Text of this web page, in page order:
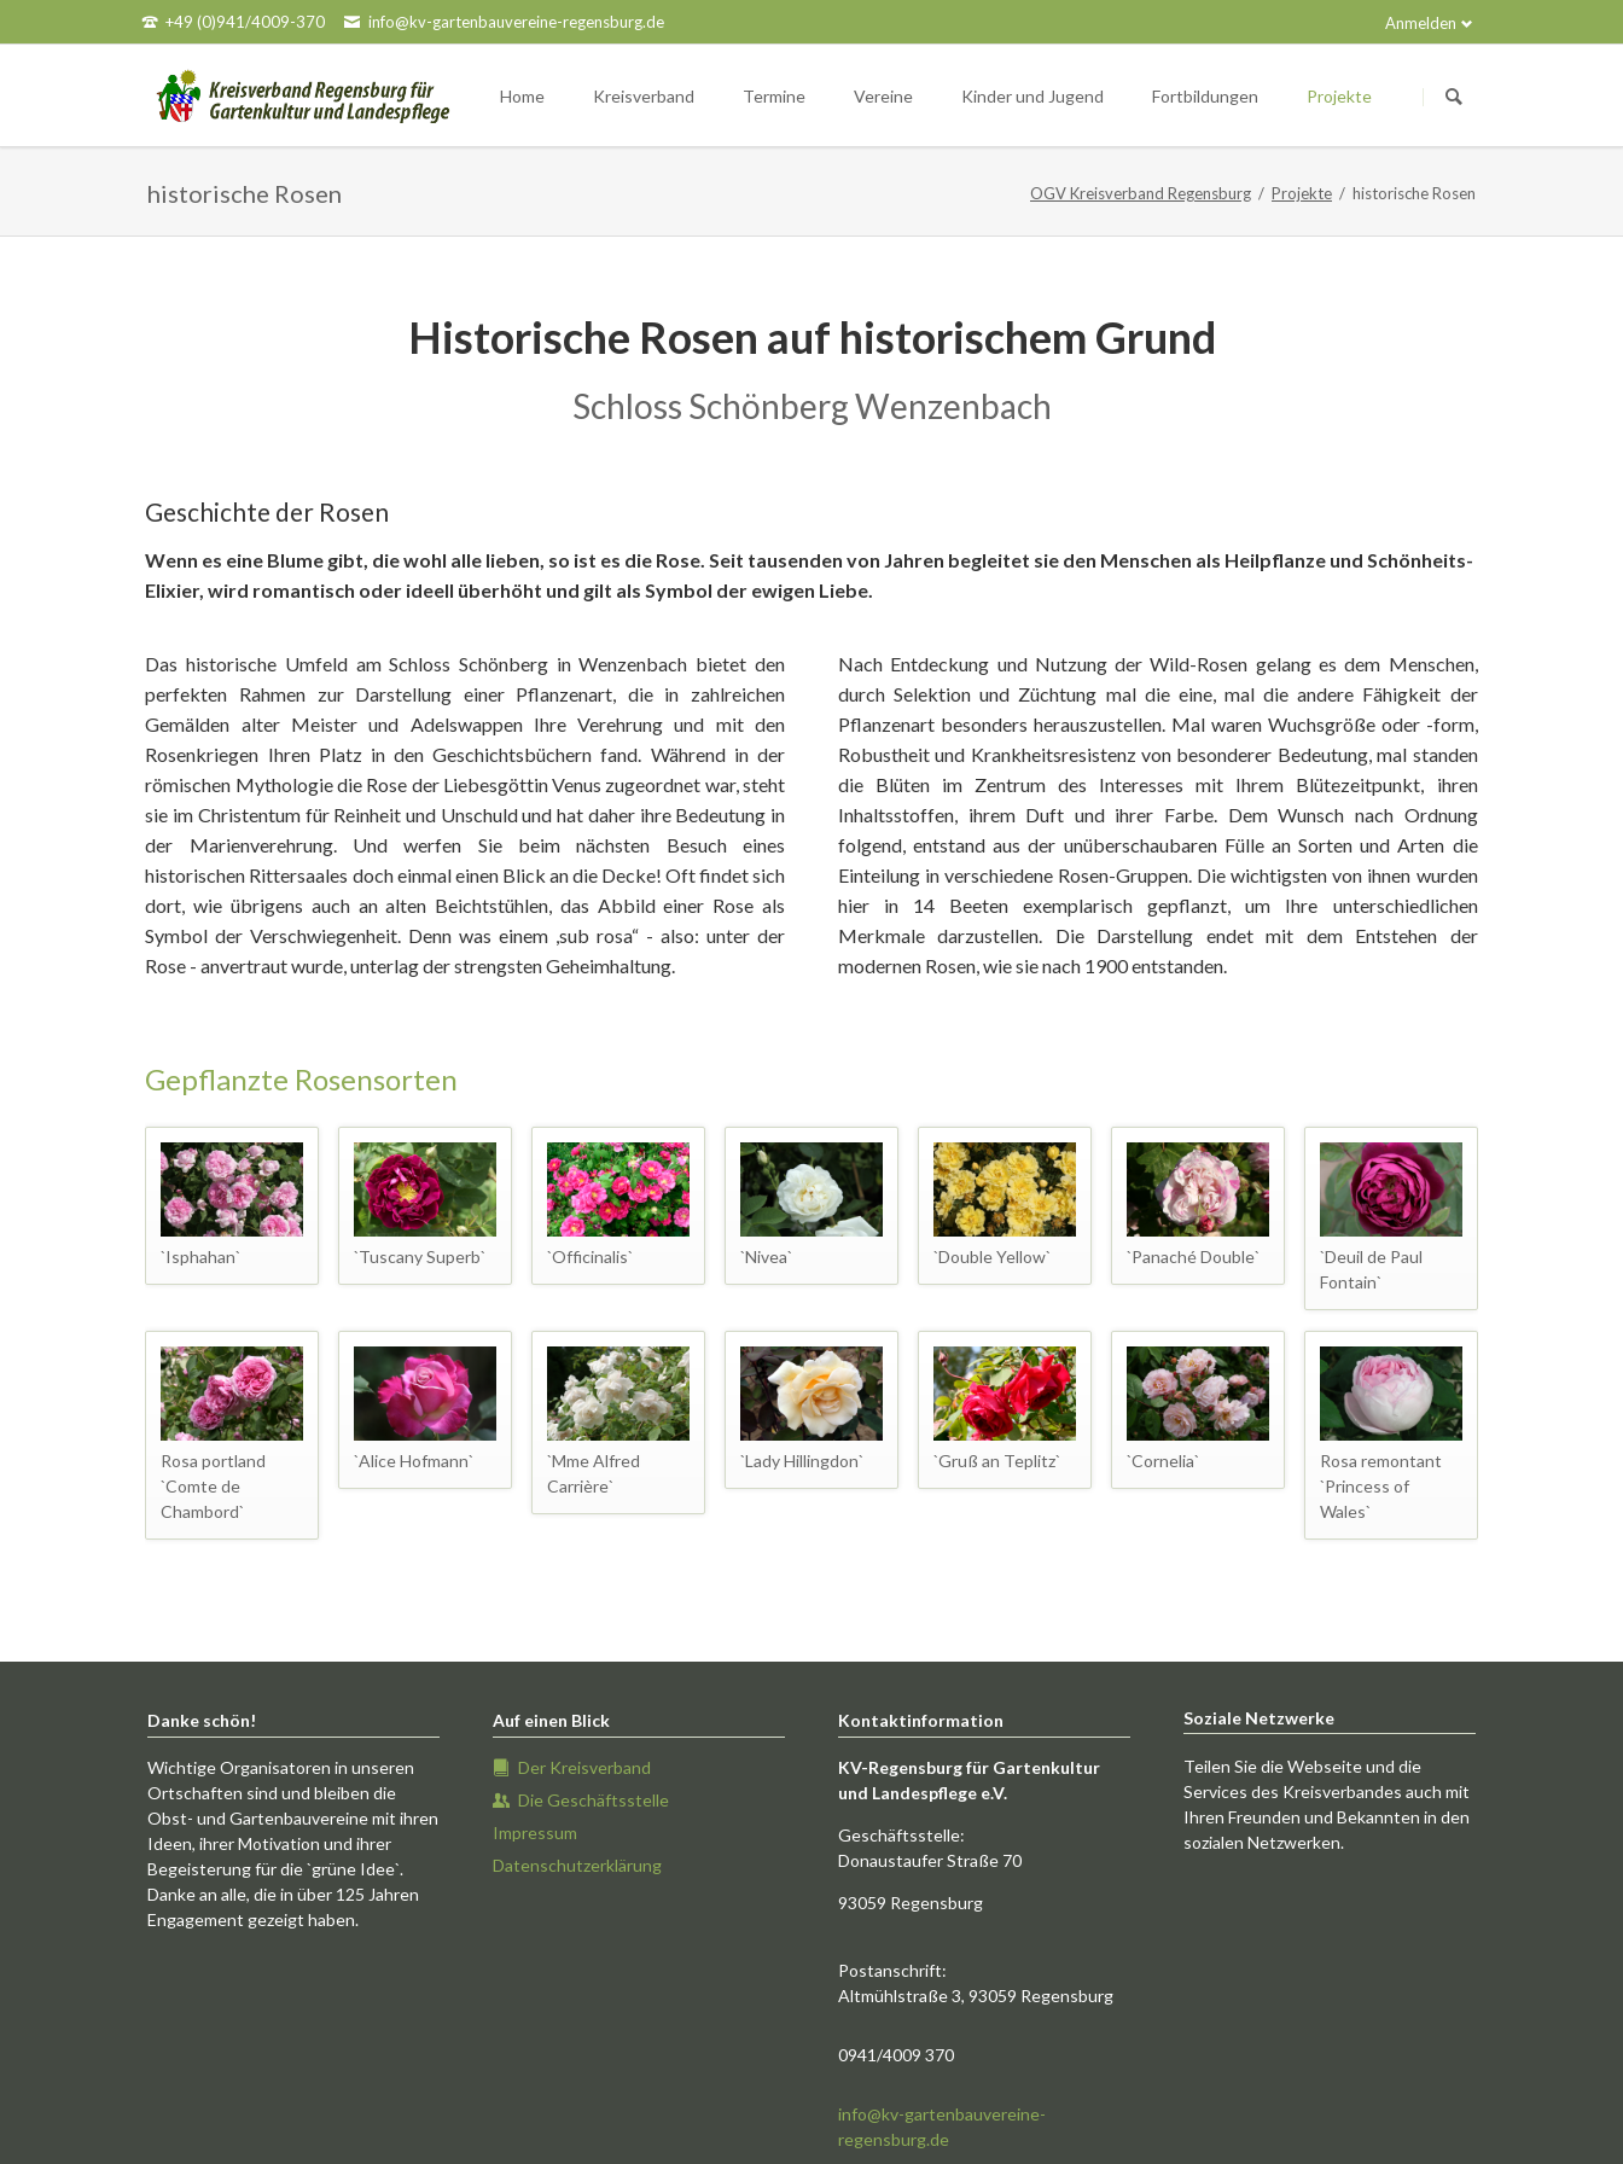
+49 (0)941/4009-370 info@kv-gartenbauvereine-regensburg.de Anmelden
überspringen
Home Kreisverband Termine Vereine Kinder und Jugend Fortbildungen Projekte
historische Rosen OGV Kreisverband Regensburg Projekte historische Rosen
Historische Rosen auf historischem Grund
Schloss Schönberg Wenzenbach
Geschichte der Rosen
Wenn es eine Blume gibt, die wohl alle lieben, so ist es die Rose. Seit tausenden von Jahren begleitet sie den Menschen als Heilpflanze und Schönheits-
Elixier, wird romantisch oder ideell überhöht und gilt als Symbol der ewigen Liebe.
Das historische Umfeld am Schloss Schönberg in Wenzenbach bietet den
perfekten Rahmen zur Darstellung einer Pflanzenart, die in zahlreichen
Gemälden alter Meis­ter und Adelswappen Ihre Verehrung und mit den
Rosenkriegen Ihren Platz in den Geschichtsbüchern fand. Während in der
römischen Mythologie die Rose der Liebesgöttin Venus zugeordnet war, steht
sie im Christentum für Reinheit und Unschuld und hat daher ihre Bedeutung in
der Marienverehrung. Und werfen Sie beim nächsten Besuch eines
historischen Rittersaales doch einmal einen Blick an die Decke! Oft findet sich
dort, wie übrigens auch an alten Beichtstühlen, das Abbild einer Rose als
Symbol der Verschwiegenheit. Denn was einem ,sub rosa“ - also: unter der
Rose - anvertraut wurde, unterlag der strengsten Geheimhaltung.
Nach Entdeckung und Nutzung der Wild-Rosen gelang es dem Menschen,
durch Selektion und Züchtung mal die eine, mal die andere Fähigkeit der
Pflanzenart besonders herauszustellen. Mal waren Wuchsgröße oder -form,
Robustheit und Krankheits­resistenz von besonderer Bedeutung, mal standen
die Blüten im Zentrum des Interesses mit Ihrem Blütezeitpunkt, ihren
Inhaltsstoffen, ihrem Duft und ihrer Farbe. Dem Wunsch nach Ordnung
folgend, ent­stand aus der unüberschaubaren Fülle an Sorten und Arten die
Einteilung in verschiedene Rosen-Gruppen. Die wichtigsten von ihnen wurden
hier in 14 Beeten exemplarisch gepflanzt, um Ihre unterschiedlichen
Merkmale darzustellen. Die Darstellung endet mit dem Entstehen der
modernen Rosen, wie sie nach 1900 entstanden.
Gepflanzte Rosensorten
`Isphahan` `Tuscany Superb` `Officinalis` `Nivea` `Double Yellow` `Panaché Double`
`Deuil de Paul
Fontain`
Rosa portland
`Comte de
Chambord`
`Alice Hofmann`
`Mme Alfred
Carrière`
`Lady Hillingdon` `Gruß an Teplitz` `Cornelia`
Rosa remontant
`Princess of
Wales`
Danke schön!
Wichtige Organisatoren in unseren
Ortschaften sind und bleiben die
Obst- und Gartenbauvereine mit ihren
Ideen, ihrer Motivation und ihrer
Begeisterung für die `grüne Idee`.
Danke an alle, die in über 125 Jahren
Engagement gezeigt haben.
Auf einen Blick
Der Kreisverband
Die Geschäftsstelle
Impressum
Datenschutzerklärung
Kontaktinformation
KV-Regensburg für Gartenkultur
und Landespflege e.V.
Geschäftsstelle:
Donaustaufer Straße 70
93059 Regensburg
Postanschrift:
Altmühlstraße 3, 93059 Regensburg
0941/4009 370
info@kv-gartenbauvereine-
regensburg.de
Soziale Netzwerke
Teilen Sie die Webseite und die
Services des Kreisverbandes auch mit
Ihren Freunden und Bekannten in den
sozialen Netzwerken.